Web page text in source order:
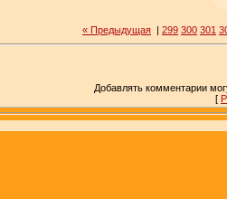
« Предыдущая 299 300 301
Добавлять комментарии
[